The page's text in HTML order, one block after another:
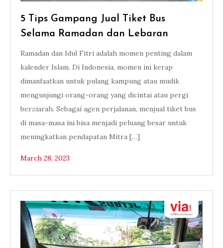
5 Tips Gampang Jual Tiket Bus
Selama Ramadan dan Lebaran
Ramadan dan Idul Fitri adalah momen penting dalam
kalender Islam. Di Indonesia, momen ini kerap
dimanfaatkan untuk pulang kampung atau mudik
mengunjungi orang-orang yang dicintai atau pergi
berziarah. Sebagai agen perjalanan, menjual tiket bus
di masa-masa ini bisa menjadi peluang besar untuk
meningkatkan pendapatan Mitra […]
March 28, 2023